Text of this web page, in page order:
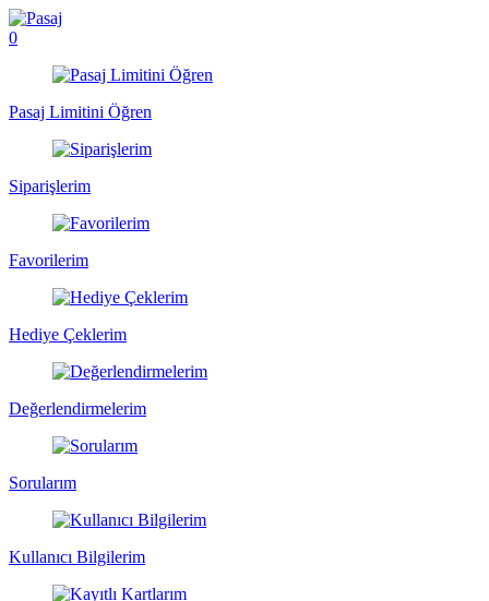
0
Pasaj Limitini Öğren
Siparişlerim
Favorilerim
Hediye Çeklerim
Değerlendirmelerim
Sorularım
Kullanıcı Bilgilerim